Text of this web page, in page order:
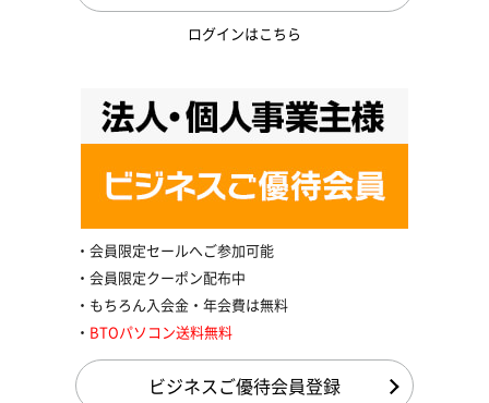
ログインはこちら
会員限定セールへご参加可能
会員限定クーポン配布中
もちろん入会金・年会費は無料
BTOパソコン送料無料
ビジネスご優待会員登録